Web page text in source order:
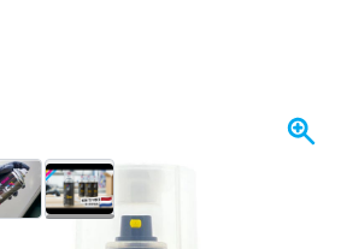
image
View larger imageView larger image